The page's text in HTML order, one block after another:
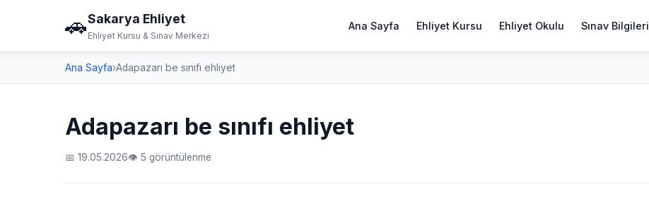
🚗Sakarya Ehliyet
Ehliyet Kursu & Sınav Merkezi
Ana Sayfa Ehliyet Kursu Ehliyet Okulu Sınav Bilgileri
Ana Sayfa›Adapazarı be sınıfı ehliyet
Adapazarı be sınıfı ehliyet
📅 19.05.2026👁 5 görüntülenme